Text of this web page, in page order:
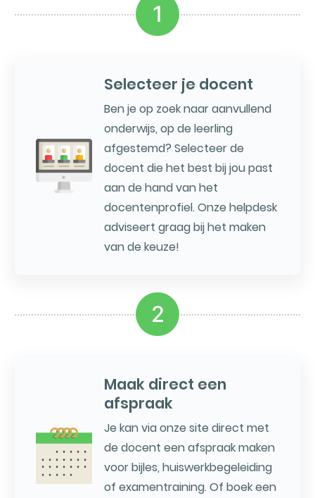
1
Selecteer je docent
Ben je op zoek naar aanvullend
onderwijs, op de leerling
afgestemd? Selecteer de
docent die het best bij jou past
aan de hand van het
docentenprofiel. Onze helpdesk
adviseert graag bij het maken
van de keuze!
2
Maak direct een
afspraak
Je kan via onze site direct met
de docent een afspraak maken
voor bijles, huiswerkbegeleiding
of examentraining. Of boek een